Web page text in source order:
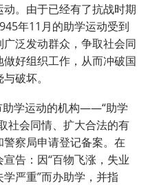
。由于已经有了抗战时期
年11月的助学运动受到
泛发动群众，争取社会同
好组织工作，从而冲破国
破坏。
助学运动的机构——“助学
社会同情、扩大合法的有
察局申请登记备案。在
宣告：因“百物飞涨，失业
严重”而办助学，并指